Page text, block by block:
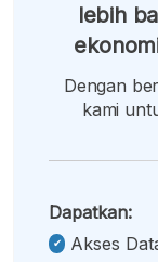
lebih
Dengan
kami
Dapatkan:
Akses